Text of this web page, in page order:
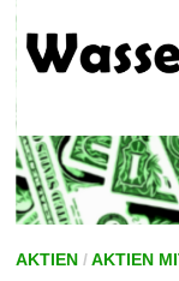
AKTIEN/AKTIEN